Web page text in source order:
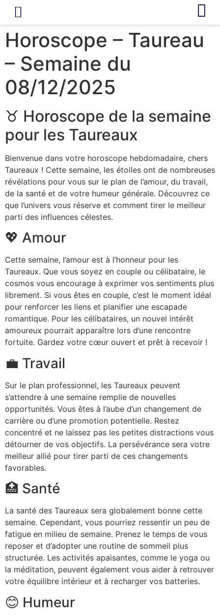
Horoscope – Taureau
– Semaine du
08/12/2025
♉ Horoscope de la semaine
pour les Taureaux
Bienvenue dans votre horoscope hebdomadaire, chers
Taureaux ! Cette semaine, les étoiles ont de nombreuses
révélations pour vous sur le plan de l’amour, du travail,
de la santé et de votre humeur générale. Découvrez ce
que l’univers vous réserve et comment tirer le meilleur
parti des influences célestes.
💖 Amour
Cette semaine, l’amour est à l’honneur pour les
Taureaux. Que vous soyez en couple ou célibataire, le
cosmos vous encourage à exprimer vos sentiments plus
librement. Si vous êtes en couple, c’est le moment idéal
pour renforcer les liens et planifier une escapade
romantique. Pour les célibataires, un nouvel intérêt
amoureux pourrait apparaître lors d’une rencontre
fortuite. Gardez votre cœur ouvert et prêt à recevoir !
💼 Travail
Sur le plan professionnel, les Taureaux peuvent
s’attendre à une semaine remplie de nouvelles
opportunités. Vous êtes à l’aube d’un changement de
carrière ou d’une promotion potentielle. Restez
concentré et ne laissez pas les petites distractions vous
détourner de vos objectifs. La persévérance sera votre
meilleur allié pour tirer parti de ces changements
favorables.
🏥 Santé
La santé des Taureaux sera globalement bonne cette
semaine. Cependant, vous pourriez ressentir un peu de
fatigue en milieu de semaine. Prenez le temps de vous
reposer et d’adopter une routine de sommeil plus
structurée. Les activités apaisantes, comme le yoga ou
la méditation, peuvent également vous aider à retrouver
votre équilibre intérieur et à recharger vos batteries.
😊 Humeur